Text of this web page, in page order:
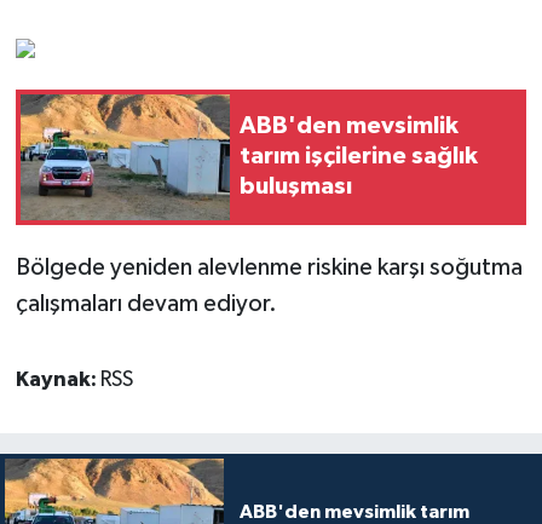
ABB'den mevsimlik
tarım işçilerine sağlık
buluşması
Bölgede yeniden alevlenme riskine karşı soğutma
çalışmaları devam ediyor.
Kaynak: RSS
ABB'den mevsimlik tarım